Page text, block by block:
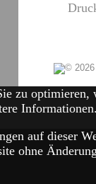
zu optimieren,
Informationen.
auf dieser
ohne